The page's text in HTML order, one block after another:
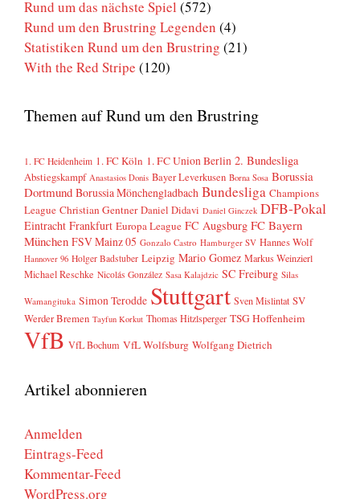
Rund um das nächste Spiel (572)
Rund um den Brustring Legenden (4)
Statistiken Rund um den Brustring (21)
With the Red Stripe (120)
Themen auf Rund um den Brustring
1. FC Heidenheim 1. FC Köln 1. FC Union Berlin 2. Bundesliga
Abstiegskampf Anastasios Donis Bayer Leverkusen Borna Sosa Borussia
Dortmund Borussia Mönchengladbach Bundesliga Champions
League Christian Gentner Daniel Didavi Daniel Ginczek DFB-Pokal
Eintracht Frankfurt Europa League FC Augsburg FC Bayern
München FSV Mainz 05 Gonzalo Castro Hamburger SV Hannes Wolf
Hannover 96 Holger Badstuber Leipzig Mario Gomez Markus Weinzierl
Michael Reschke Nicolás González Sasa Kalajdzic SC Freiburg Silas
Wamangituka Simon Terodde Stuttgart Sven Mislintat SV
Werder Bremen Tayfun Korkut Thomas Hitzlsperger TSG Hoffenheim
VfB VfL Bochum VfL Wolfsburg Wolfgang Dietrich
Artikel abonnieren
Anmelden
Eintrags-Feed
Kommentar-Feed
WordPress.org